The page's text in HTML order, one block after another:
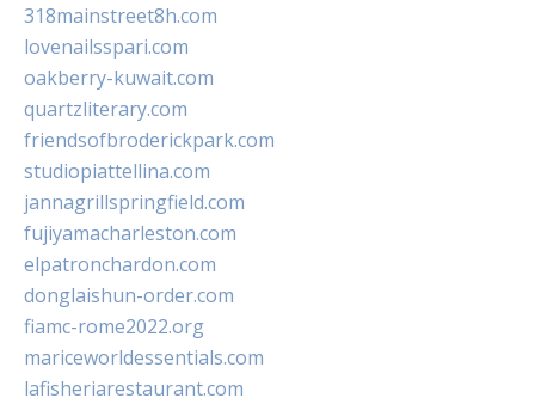
318mainstreet8h.com
lovenailsspari.com
oakberry-kuwait.com
quartzliterary.com
friendsofbroderickpark.com
studiopiattellina.com
jannagrillspringfield.com
fujiyamacharleston.com
elpatronchardon.com
donglaishun-order.com
fiamc-rome2022.org
mariceworldessentials.com
lafisheriarestaurant.com